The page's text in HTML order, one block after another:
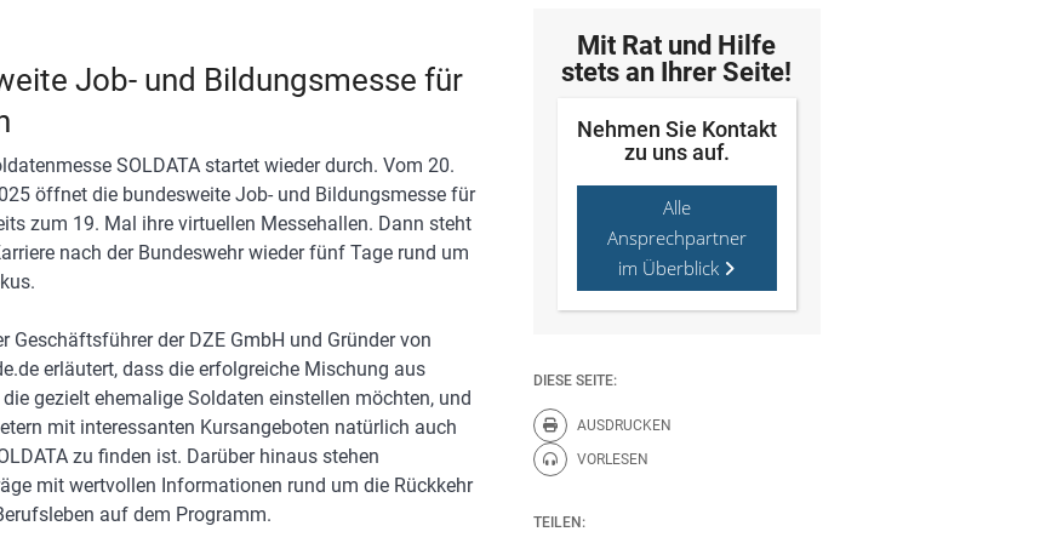
Job- und Bildungsmesse für
SOLDATA startet wieder durch. Vom 20.
öffnet die bundesweite Job- und Bildungsmesse für
zum 19. Mal ihre virtuellen Messehallen. Dann steht
nach der Bundeswehr wieder fünf Tage rund um
Geschäftsführer der DZE GmbH und Gründer von
erläutert, dass die erfolgreiche Mischung aus
die gezielt ehemalige Soldaten einstellen möchten, und
mit interessanten Kursangeboten natürlich auch
zu finden ist. Darüber hinaus stehen
mit wertvollen Informationen rund um die Rückkehr
auf dem Programm.
Mit Rat und Hilfe
stets an Ihrer Seite!
Nehmen Sie Kontakt
zu uns auf.
Alle
Ansprechpartner
im Überblick
DIESE SEITE:
AUSDRUCKEN
Diese Seite drucken.
VORLESEN
Diese Seite vorlesen.
TEILEN: